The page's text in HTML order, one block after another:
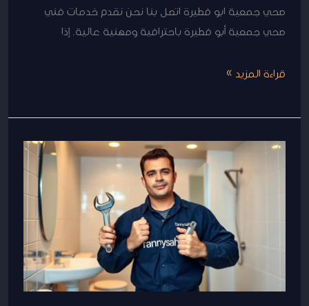
صحي جمعية ابو فطيرة اتصل بنا نحن نقدم خدمات فني
صحي جمعية أبو فطيرة باحترافية ومهنية عالية. إذا
قراءة المزيد »
فنى